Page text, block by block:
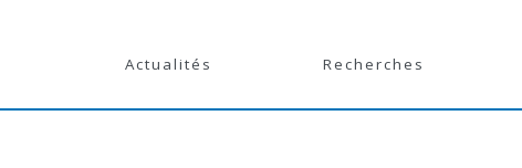
Actualités Recherches